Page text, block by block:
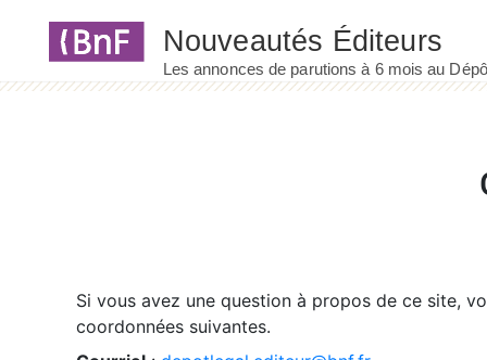
Si vous avez une question à propos de ce site,
coordonnées suivantes.